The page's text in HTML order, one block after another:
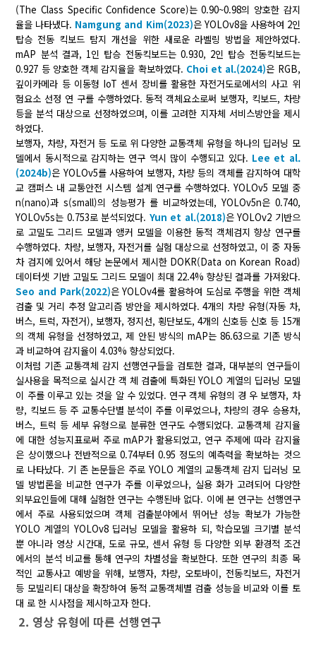
(The Class Specific Confidence Score)는 0.90~0.98의 양호한 감지
율을 나타냈다. Namgung and Kim(2023)은 YOLOv8을 사용하여 2인
탑승 전동 킥보드 탐지 개선을 위한 새로운 라벨링 방법을 제안하였다.
mAP 분석 결과, 1인 탑승 전동킥보드는 0.930, 2인 탑승 전동킥보드는
0.927 등 양호한 객체 감지율을 확보하였다. Choi et al.(2024)은 RGB,
깊이카메라 등 이동형 IoT 센서 장비를 활용한 자전거도로에서의 사고 위
험요소 선정 연 구를 수행하였다. 동적 객체요소로써 보행자, 킥보드, 차량
등을 분석 대상으로 선정하였으며, 이를 고려한 지자체 서비스방안을 제시
하였다.
보행자, 차량, 자전거 등 도로 위 다양한 교통객체 유형을 하나의 딥러닝 모
델에서 동시적으로 감지하는 연구 역시 많이 수행되고 있다. Lee et al.
(2024b)은 YOLOv5를 사용하여 보행자, 차량 등의 객체를 감지하여 대학
교 캠퍼스 내 교통안전 시스템 설계 연구를 수행하였다. YOLOv5 모델 중
n(nano)과 s(small)의 성능평가 를 비교하였는데, YOLOv5n은 0.740,
YOLOv5s는 0.753로 분석되었다. Yun et al.(2018)은 YOLOv2 기반으
로 고밀도 그리드 모델과 앵커 모델을 이용한 동적 객체검지 향상 연구를
수행하였다. 차량, 보행자, 자전거를 실험 대상으로 선정하였고, 이 중 자동
차 검지에 있어서 해당 논문에서 제시한 DOKR(Data on Korean Road)
데이터셋 기반 고밀도 그리드 모델이 최대 22.4% 향상된 결과를 가져왔다.
Seo and Park(2022)은 YOLOv4를 활용하여 도심로 주행을 위한 객체
검출 및 거리 추정 알고리즘 방안을 제시하였다. 4개의 차량 유형(자동 차,
버스, 트럭, 자전거), 보행자, 정지선, 횡단보도, 4개의 신호등 신호 등 15개
의 객체 유형을 선정하였고, 제 안된 방식의 mAP는 86.63으로 기존 방식
과 비교하여 감지율이 4.03% 향상되었다.
이처럼 기존 교통객체 감지 선행연구들을 검토한 결과, 대부분의 연구들이
실사용을 목적으로 실시간 객 체 검출에 특화된 YOLO 계열의 딥러닝 모델
이 주를 이루고 있는 것을 알 수 있었다. 연구 객체 유형의 경 우 보행자, 차
량, 킥보드 등 주 교통수단별 분석이 주를 이루었으나, 차량의 경우 승용차,
버스, 트럭 등 세부 유형으로 분류한 연구도 수행되었다. 교통객체 감지율
에 대한 성능지표로써 주로 mAP가 활용되었고, 연구 주제에 따라 감지율
은 상이했으나 전반적으로 0.74부터 0.95 정도의 예측력을 확보하는 것으
로 나타났다. 기 존 논문들은 주로 YOLO 계열의 교통객체 감지 딥러닝 모
델 방법론을 비교한 연구가 주를 이루었으나, 실용 화가 고려되어 다양한
외부요인들에 대해 실험한 연구는 수행된바 없다. 이에 본 연구는 선행연구
에서 주로 사용되었으며 객체 검출분야에서 뛰어난 성능 확보가 가능한
YOLO 계열의 YOLOv8 딥러닝 모델을 활용하 되, 학습모델 크기별 분석
뿐 아니라 영상 시간대, 도로 규모, 센서 유형 등 다양한 외부 환경적 조건
에서의 분석 비교를 통해 연구의 차별성을 확보한다. 또한 연구의 최종 목
적인 교통사고 예방을 위해, 보행자, 차량, 오토바이, 전동킥보드, 자전거
등 모빌리티 대상을 확장하여 동적 교통객체별 검출 성능을 비교와 이를 토
대 로 한 시사점을 제시하고자 한다.
2. 영상 유형에 따른 선행연구